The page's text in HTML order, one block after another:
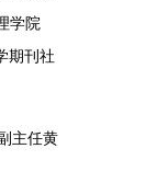
学院
期刊社
主任黄